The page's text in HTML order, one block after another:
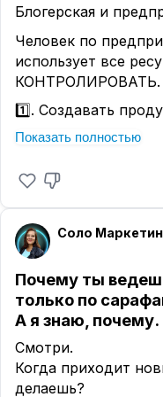
Блогерская и
Человек по
использует все
КОНТРОЛИРОВАТЬ.
1️⃣. Создавать
аудитории.
3️⃣. Собирать базу.
способами.
охваты.
Что-то залетит.
Это невозможно
Показать полностью
Соло
Почему ты
только по
А я знаю, почему.
Смотри.
Когда приходит
делаешь?